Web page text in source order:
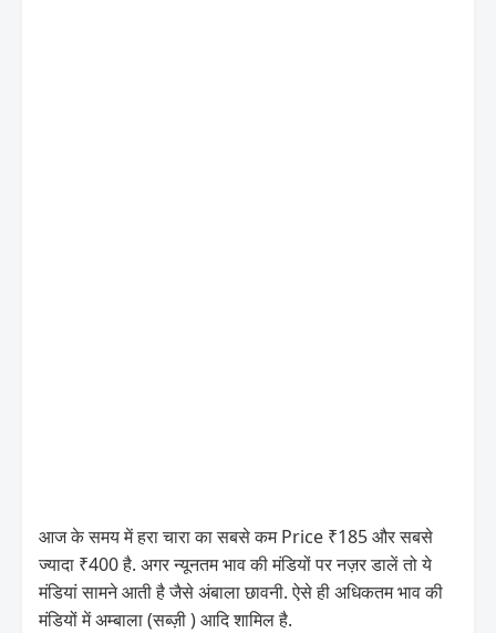
आज के समय में हरा चारा का सबसे कम Price ₹185 और सबसे
ज्यादा ₹400 है. अगर न्यूनतम भाव की मंडियों पर नज़र डालें तो ये
मंडियां सामने आती है जैसे अंबाला छावनी. ऐसे ही अधिकतम भाव की
मंडियों में अम्बाला (सब्ज़ी ) आदि शामिल है.